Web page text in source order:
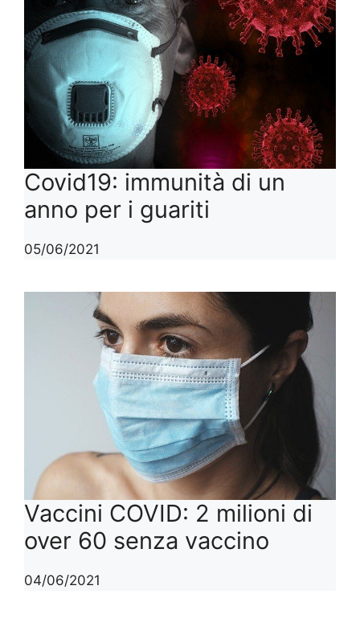
Covid19: immunità di un
anno per i guariti
05/06/2021
Vaccini COVID: 2 milioni di
over 60 senza vaccino
04/06/2021